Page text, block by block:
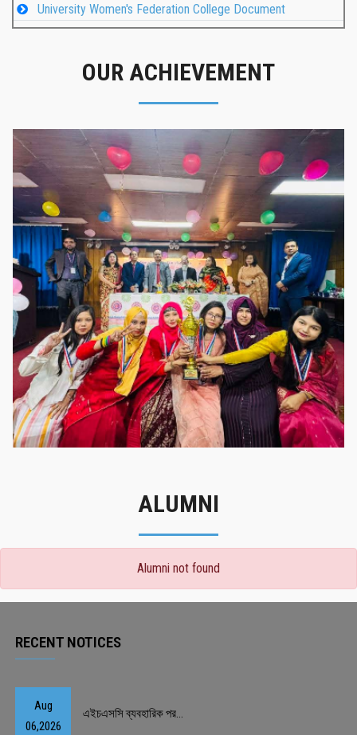
University Women's Federation College Document
OUR ACHIEVEMENT
গৌরবের মুহূর্ত
গৌরবের মুহূর্ত
ALUMNI
Alumni not found
RECENT NOTICES
Aug
06,2026
এইচএসসি ব্যবহারিক পর...